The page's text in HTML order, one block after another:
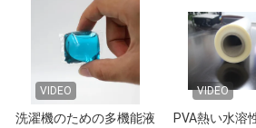
VIDEO
洗濯機のための多機能液
VIDEO
PVA熱い水溶